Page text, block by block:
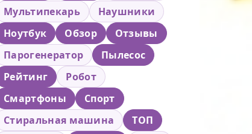
Мультипекарь
Наушники
Ноутбук
Обзор
Отзывы
Парогенератор
Пылесос
Рейтинг
Робот
Смартфоны
Спорт
Стиральная машина
ТОП